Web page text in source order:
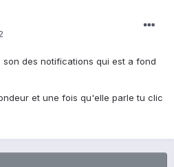
des notifications qui est a fond
et une fois qu'elle parle tu clic